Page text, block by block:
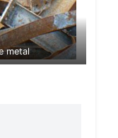
metal